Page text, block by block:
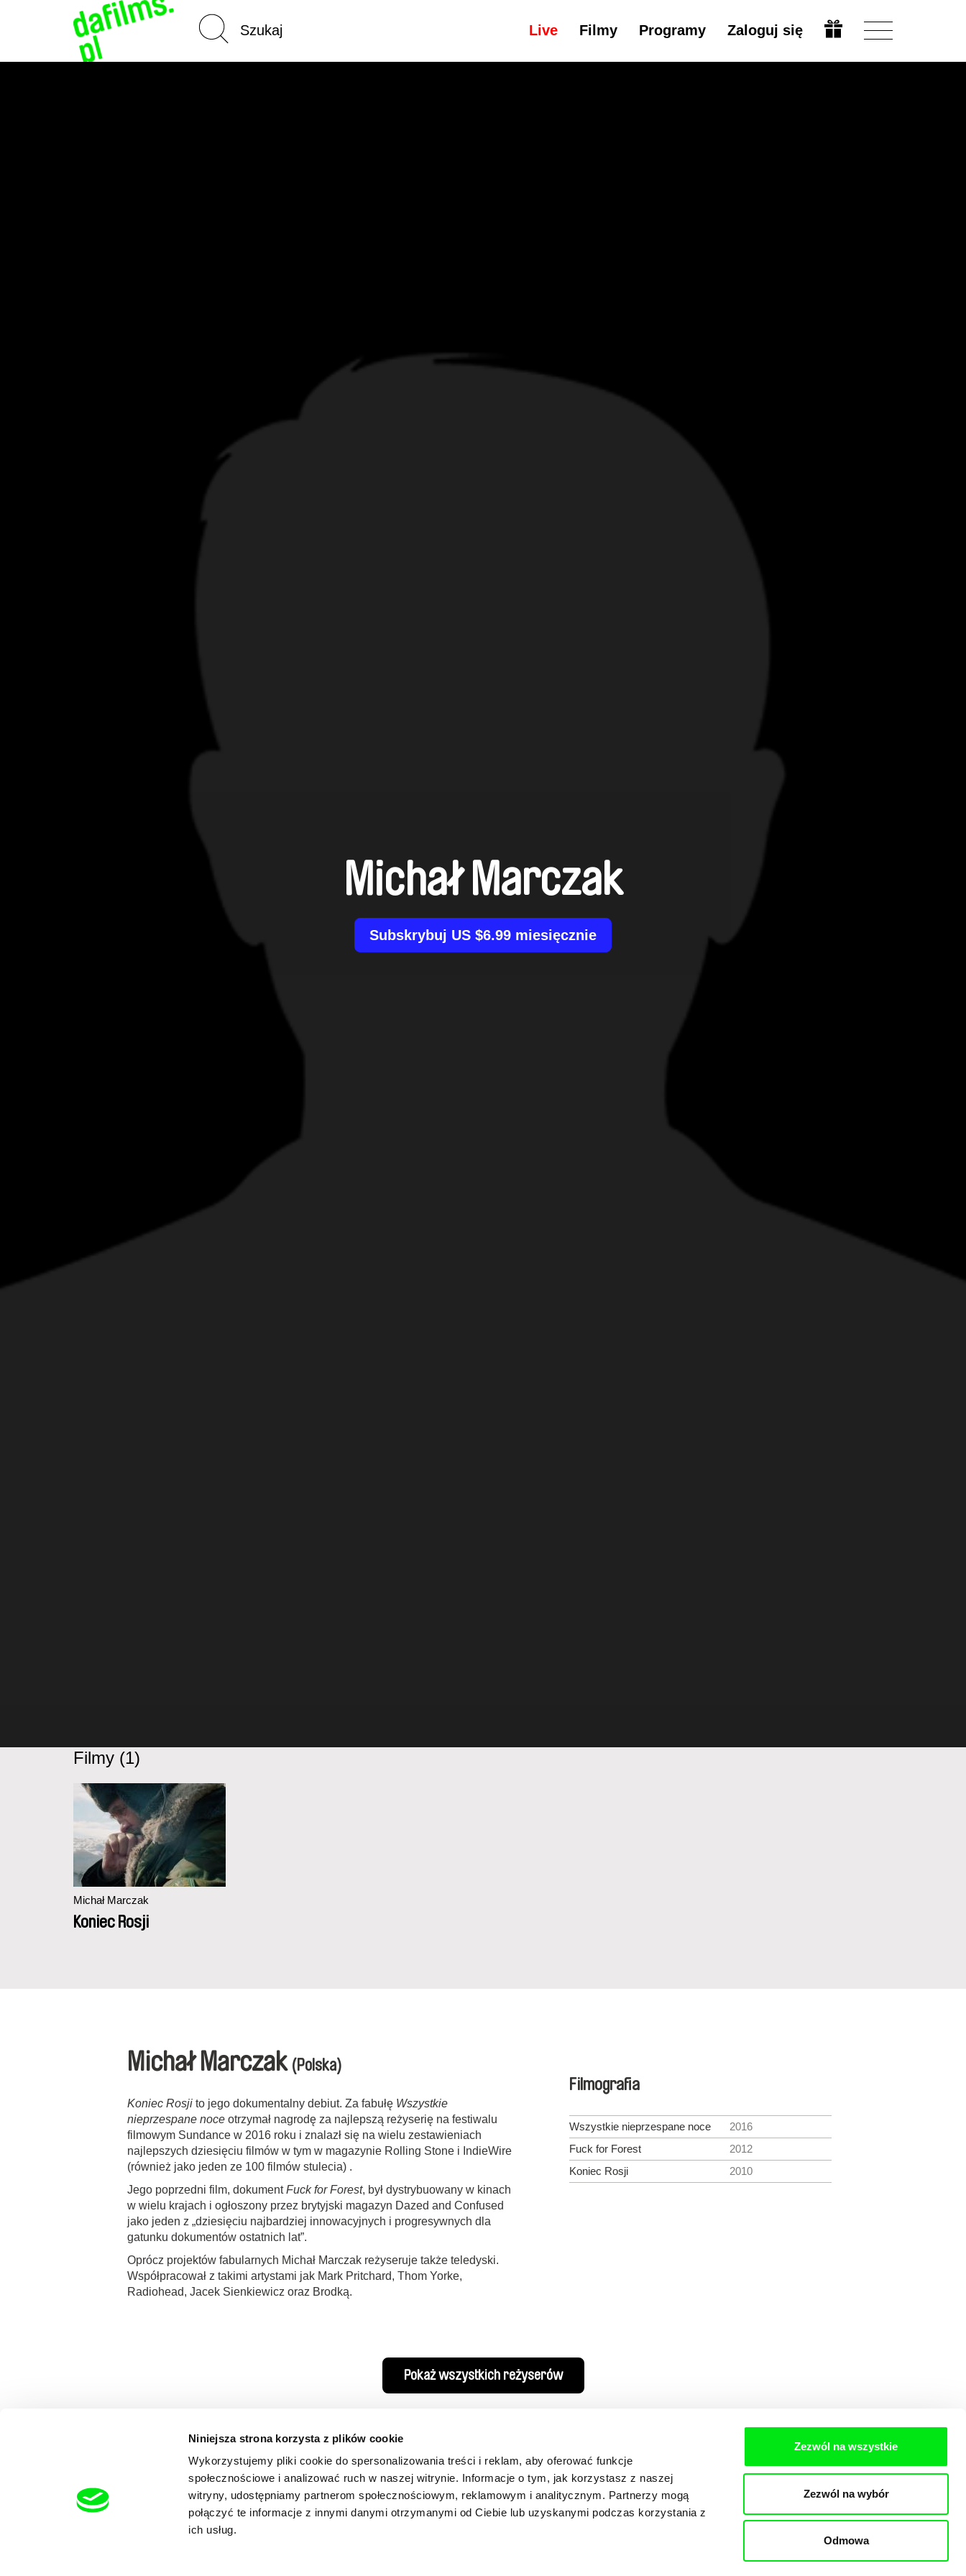
Niniejsza strona korzysta z plików cookie
Wykorzystujemy pliki cookie do spersonalizowania treści i reklam, aby oferować funkcje
społecznościowe i analizować ruch w naszej witrynie. Informacje o tym, jak korzystasz z naszej
witryny, udostępniamy partnerom społecznościowym, reklamowym i analitycznym. Partnerzy mogą
połączyć te informacje z innymi danymi otrzymanymi od Ciebie lub uzyskanymi podczas korzystania z
ich usług.
Zezwól na wszystkie
Zezwól na wybór
Odmowa
Live Filmy Programy Zaloguj się
Michał Marczak
Subskrybuj US $6.99 miesięcznie
Filmy (1)
Michał Marczak
Koniec Rosji
Michał Marczak (Polska)
Koniec Rosji to jego dokumentalny debiut. Za fabułę Wszystkie
nieprzespane noce otrzymał nagrodę za najlepszą reżyserię na festiwalu
filmowym Sundance w 2016 roku i znalazł się na wielu zestawieniach
najlepszych dziesięciu filmów w tym w magazynie Rolling Stone i IndieWire
(również jako jeden ze 100 filmów stulecia) .
Jego poprzedni film, dokumentFuck for Forest, był dystrybuowany w kinach
w wielu krajach i ogłoszony przez brytyjski magazyn Dazed and Confused
jako jeden z „dziesięciu najbardziej innowacyjnych i progresywnych dla
gatunku dokumentów ostatnich lat”.
Oprócz projektów fabularnych Michał Marczak reżyseruje także teledyski.
Współpracował z takimi artystami jak Mark Pritchard, Thom Yorke,
Radiohead, Jacek Sienkiewicz oraz Brodką.
Filmografia
Wszystkie nieprzespane noce
2016
Fuck for Forest
2012
Koniec Rosji
2010
Pokaż wszystkich reżyserów